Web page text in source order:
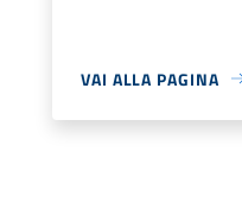
VAI ALLA PAGINA